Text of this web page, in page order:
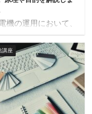
換システムに接続 ...
で示されます。 具体
には、電力がどれだけ
に使われているかを
値であり、理想的に
の比率は1（100%）
いほうが良いとされ
ます。 電力系統で使
れる電力には、有効
と無効電力の２種類
在します。有効電力
機の運用において、
電力の制御は非常に
です。発電機の無効
を制御するために使
れるのがAQR（自動
電力調整装置）で
本記事では、AQRの
的な仕組みとその制
講座